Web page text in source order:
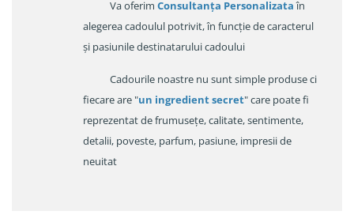
Va oferim Consultanța Personalizataîn
alegerea cadoulul potrivit, în funcție de caracterul
și pasiunile destinatarului cadoului
Cadourile noastre nu sunt simple produse ci
fiecare are "un ingredient secret" care poate fi
reprezentat de frumusețe, calitate, sentimente,
detalii, poveste, parfum, pasiune, impresii de
neuitat